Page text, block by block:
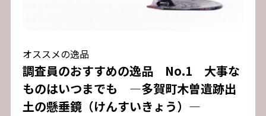
オススメの逸品
調査員のおすすめの逸品 No.1 大事な
ものはいつまでも ―多賀町木曽遺跡出
土の懸垂鏡（けんすいきょう）―